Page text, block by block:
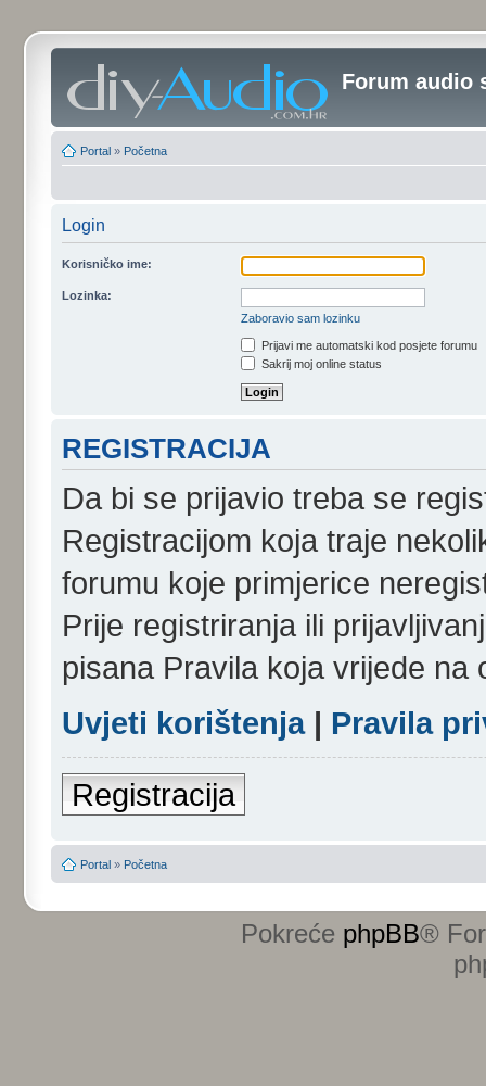
Forum audio
Portal » Početna
Login
Korisničko ime:
Lozinka:
Zaboravio sam lozinku
Prijavi me automatski kod posjete forumu
Sakrij moj online status
REGISTRACIJA
Da bi se prijavio treba se
Registracijom koja traje
forumu koje primjerice
Prije registriranja ili
pisana Pravila koja vrijede na
Uvjeti korištenja| Pravila
Registracija
Portal » Početna
Pokreće phpBB®